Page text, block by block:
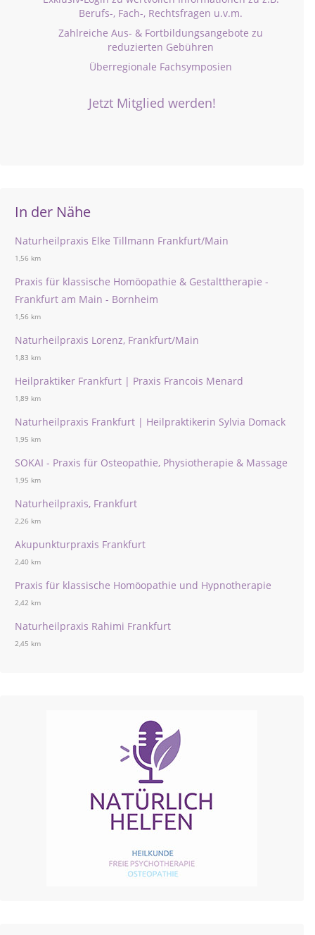
Berufs-, Fach-, Rechtsfragen u.v.m.
Zahlreiche Aus- & Fortbildungsangebote zu
reduzierten Gebühren
Überregionale Fachsymposien
Jetzt Mitglied werden!
In der Nähe
Naturheilpraxis Elke Tillmann Frankfurt/Main
1,56 km
Praxis für klassische Homöopathie & Gestalttherapie -
Frankfurt am Main - Bornheim
1,56 km
Naturheilpraxis Lorenz, Frankfurt/Main
1,83 km
Heilpraktiker Frankfurt | Praxis Francois Menard
1,89 km
Naturheilpraxis Frankfurt | Heilpraktikerin Sylvia Domack
1,95 km
SOKAI - Praxis für Osteopathie, Physiotherapie & Massage
1,95 km
Naturheilpraxis, Frankfurt
2,26 km
Akupunkturpraxis Frankfurt
2,40 km
Praxis für klassische Homöopathie und Hypnotherapie
2,42 km
Naturheilpraxis Rahimi Frankfurt
2,45 km